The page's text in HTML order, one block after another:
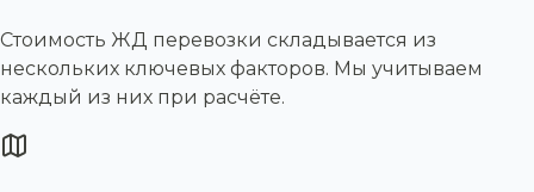
Стоимость ЖД перевозки складывается из
нескольких ключевых факторов. Мы учитываем
каждый из них при расчёте.